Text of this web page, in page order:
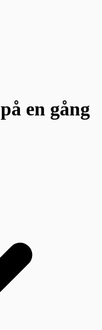
på en gång